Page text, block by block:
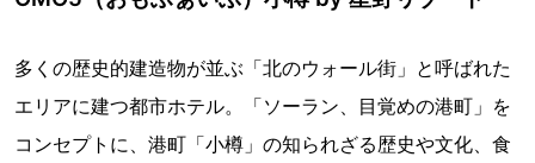
多くの歴史的建造物が並ぶ「北のウォール街」と呼ばれた
エリアに建つ都市ホテル。「ソーラン、目覚めの港町」を
コンセプトに、港町「小樽」の知られざる歴史や文化、食